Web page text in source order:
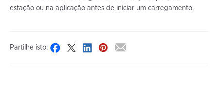
estação ou na aplicação antes de iniciar um carregamento.
Partilhe isto: